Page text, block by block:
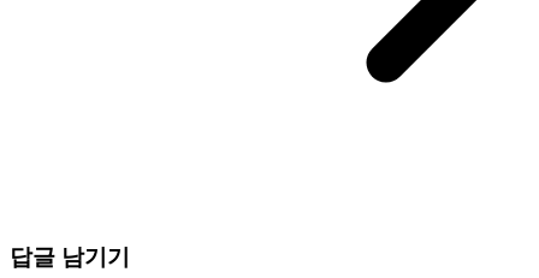
답글 남기기